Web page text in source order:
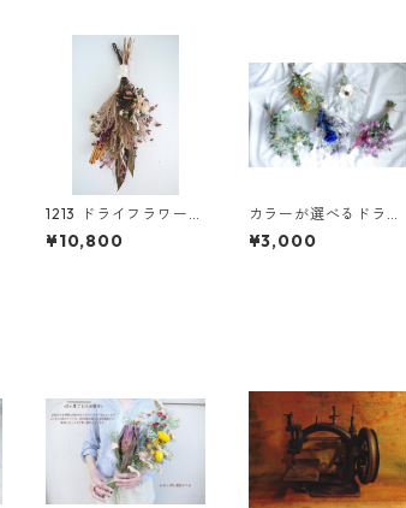
1213 ドライフラワー
スワッグ
¥10,800
カラーが選べるドライ
フラワースワッグS
¥3,000